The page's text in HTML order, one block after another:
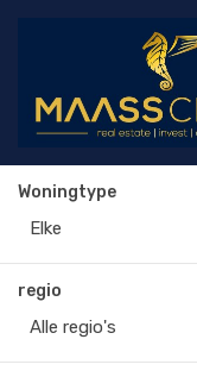
Woningtype
Elke
regio
Alle regio's